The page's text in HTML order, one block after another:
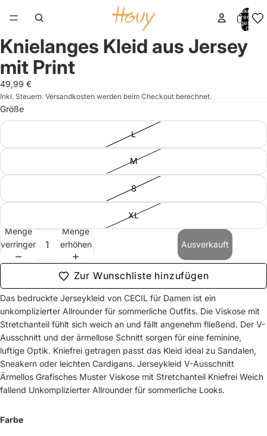
Artikel im
Warenkorb
insgesamt:
0
Bild
im
Vollbildmodus
öffnen
Bild
im
Vollbildmodus
öffnen
Bild
im
Vollbildmodus
öffnen
Bild
im
Vollbildmodus
öffnen
Bild
im
Vollbildmodus
öffnen
Bild
im
Vollbildmodus
öffnen
Bild
im
Vollbildmodus
öffnen
Knielanges Kleid aus Jersey
mit Print
49,99 €
Inkl. Steuern. Versandkosten werden beim Checkout berechnet.
Größe
L
M
S
XL
Menge
verringern
Menge
erhöhen
Ausverkauft
Zur Wunschliste hinzufügen
Das bedruckte Jerseykleid von CECIL für Damen ist ein
unkomplizierter Allrounder für sommerliche Outfits. Die Viskose mit
Stretchanteil fühlt sich weich an und fällt angenehm fließend. Der V-
Ausschnitt und der ärmellose Schnitt sorgen für eine feminine,
luftige Optik. Kniefrei getragen passt das Kleid ideal zu Sandalen,
Sneakern oder leichten Cardigans. Jerseykleid V-Ausschnitt
Ärmellos Grafisches Muster Viskose mit Stretchanteil Kniefrei Weich
fallend Unkomplizierter Allrounder für sommerliche Looks.
Farbe